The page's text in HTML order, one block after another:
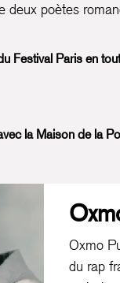
deux poètes
Festival Paris en
la Maison de la
Oxmo
du rap